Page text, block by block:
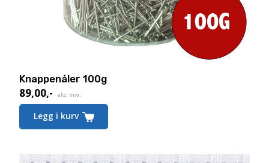
Knappenåler 100g
89,00,- eks. mva.
Legg i kurv